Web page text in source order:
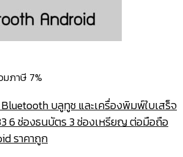
มภาษี 7%
บลูทูช และเครื่องพิมพ์ใบเสร็จ
6 ช่องธนบัตร 3 ช่องเหรียญ ต่อมือถือ
ราคาถูก